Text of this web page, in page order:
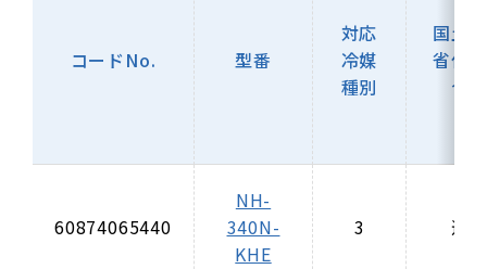
コードNo. 型番
対応
冷媒
種別
国土
省仕
合品
60874065440
NH-
340N-
KHE
3 適合